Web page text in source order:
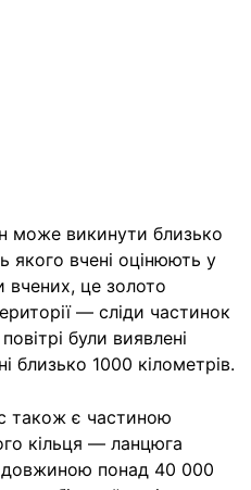
може викинути близько
якого вчені оцінюють у
вчених, це золото
— сліди частинок
були виявлені
близько 1000 кілометрів.
також є частиною
кільця — ланцюга
довжиною понад 40 000